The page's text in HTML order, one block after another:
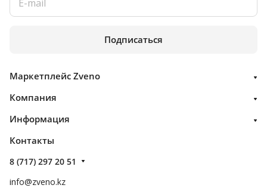
Подписаться
Маркетплейс Zveno
Компания
Информация
Контакты
8 (717) 297 20 51
info@zveno.kz